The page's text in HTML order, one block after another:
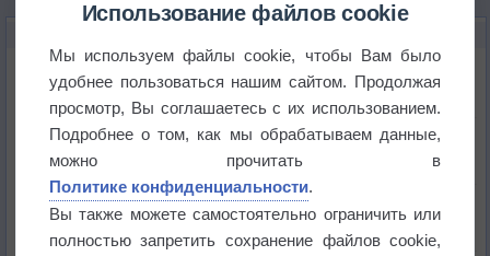
Дневная температура воздуха в ОАЭ превысила
+51°
Европейские столицы бьют рекорды жары
Впервые за 155 лет в Лондоне в течение месяца
не выпадал дождь
Использование файлов cookie
Мы используем файлы cookie, чтобы Вам было
удобнее пользоваться нашим сайтом. Продолжая
просмотр, Вы соглашаетесь с их использованием.
Подробнее о том, как мы обрабатываем данные,
можно прочитать в
Политике конфиденциальности.
Вы также можете самостоятельно ограничить или
полностью запретить сохранение файлов cookie,